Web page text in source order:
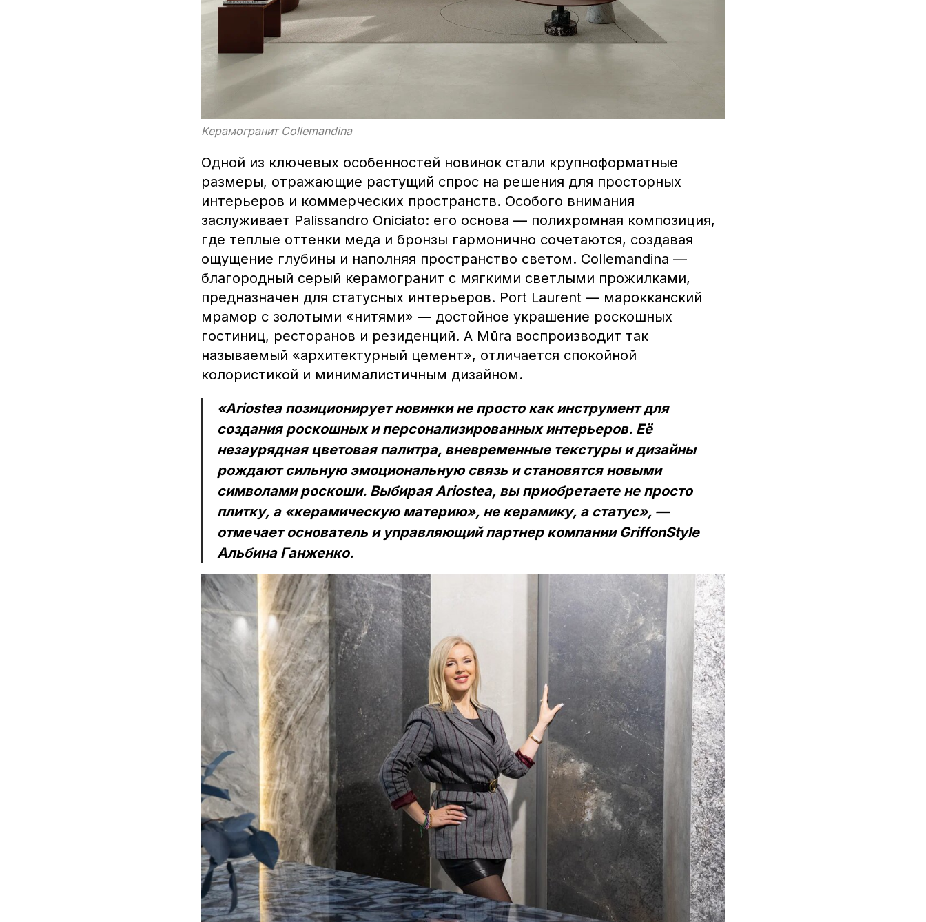
Керамогранит Collemandina
Одной из ключевых особенностей новинок стали крупноформатные
размеры, отражающие растущий спрос на решения для просторных
интерьеров и коммерческих пространств. Особого внимания
заслуживает Palissandro Oniciato: его основа — полихромная композиция,
где теплые оттенки меда и бронзы гармонично сочетаются, создавая
ощущение глубины и наполняя пространство светом. Collemandina —
благородный серый керамогранит с мягкими светлыми прожилками,
предназначен для статусных интерьеров. Port Laurent — марокканский
мрамор с золотыми «нитями» — достойное украшение роскошных
гостиниц, ресторанов и резиденций. А Mūra воспроизводит так
называемый «архитектурный цемент», отличается спокойной
колористикой и минималистичным дизайном.
«Ariostea позиционирует новинки не просто как инструмент для
создания роскошных и персонализированных интерьеров. Её
незаурядная цветовая палитра, вневременные текстуры и дизайны
рождают сильную эмоциональную связь и становятся новыми
символами роскоши. Выбирая Ariostea, вы приобретаете не просто
плитку, а «керамическую материю», не керамику, а статус», —
отмечает основатель и управляющий партнер компании GriffonStyle
Альбина Ганженко.